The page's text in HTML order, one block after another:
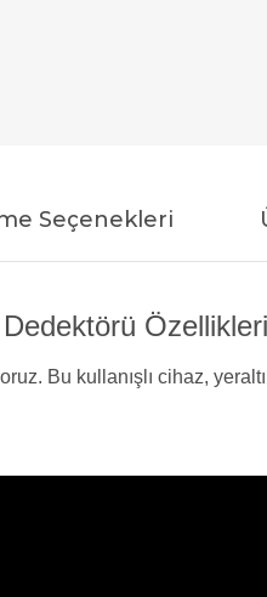
Seçenekleri
Özellikleri
Bu kullanışlı cihaz,